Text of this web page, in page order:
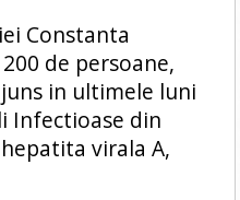
Constanta
de persoane,
in ultimele luni
Infectioase din
virala A,